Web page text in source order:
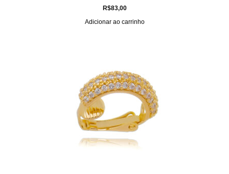
R$83,00
Adicionar ao carrinho